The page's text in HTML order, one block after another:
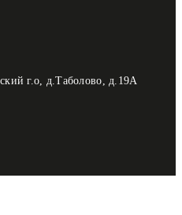
г.о, д.Таболово, д.19А